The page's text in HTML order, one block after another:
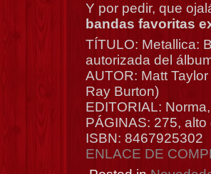
Y por pedir, que
bandas favoritas
TÍTULO: Metallica:
autorizada del
AUTOR: Matt
Ray Burton)
EDITORIAL:
PÁGINAS: 275,
ISBN: 8467925302
ENLACE DE